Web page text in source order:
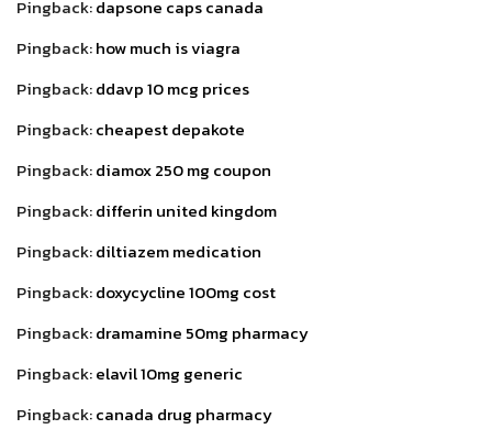
Pingback:dapsone caps canada
Pingback:how much is viagra
Pingback:ddavp 10 mcg prices
Pingback:cheapest depakote
Pingback:diamox 250 mg coupon
Pingback:differin united kingdom
Pingback:diltiazem medication
Pingback:doxycycline 100mg cost
Pingback:dramamine 50mg pharmacy
Pingback:elavil 10mg generic
Pingback:canada drug pharmacy